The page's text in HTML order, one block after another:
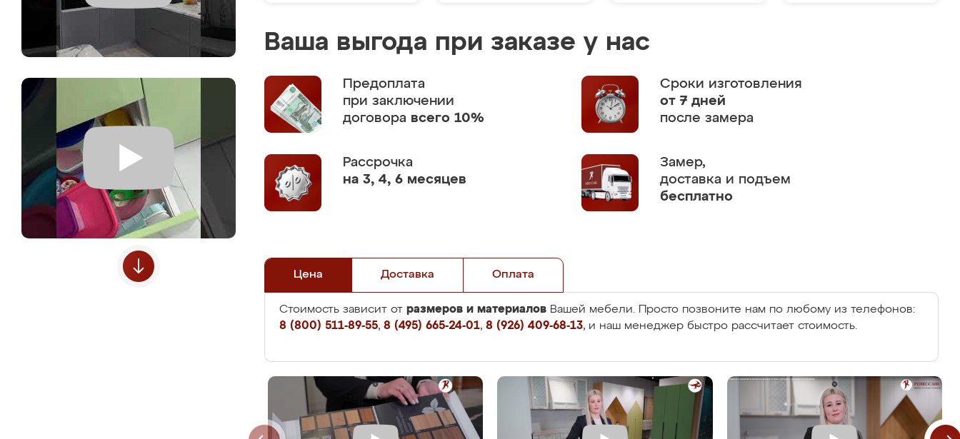
Ваша выгода при заказе у нас
Предоплата
при заключении
договора всего 10%
Сроки изготовления
от 7 дней
после замера
Рассрочка
на 3, 4, 6 месяцев
Замер,
доставка и подъем
бесплатно
Цена Доставка Оплата
Стоимость зависит от размеров и материалов Вашей мебели. Просто позвоните нам по любому из телефонов:
8 (800) 511-89-55, 8 (495) 665-24-01, 8 (926) 409-68-13, и наш менеджер быстро рассчитает стоимость.